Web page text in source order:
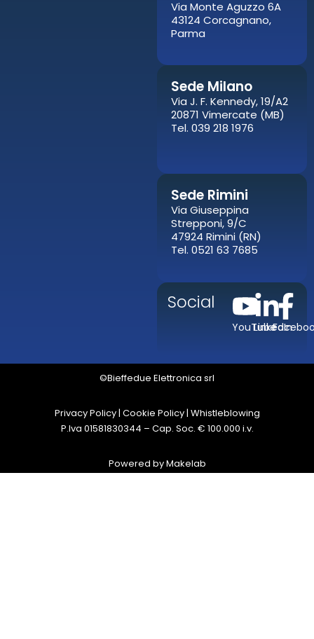
Via Monte Aguzzo 6A
43124 Corcagnano,
Parma
Sede Milano
Via J. F. Kennedy, 19/A2
20871 Vimercate (MB)
Tel. 039 218 1976
Sede Rimini
Via Giuseppina
Strepponi, 9/C
47924 Rimini (RN)
Tel. 0521 63 7685
Social
YouTube
LinkedIn
©Bieffedue Elettronica srl
Privacy Policy| Cookie Policy| Whistleblowing
P.Iva 01581830344 – Cap. Soc. € 100.000 i.v.
Powered byMakelab